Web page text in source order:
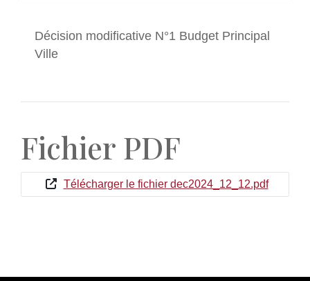
Décision modificative N°1 Budget Principal
Ville
Fichier PDF
Télécharger le fichier dec2024_12_12.pdf